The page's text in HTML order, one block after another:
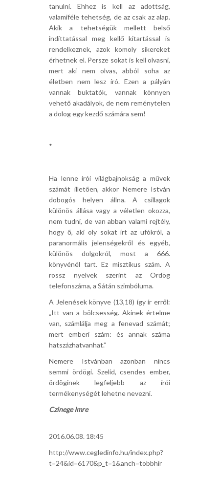
tanulni. Ehhez is kell az adottság,
valamiféle tehetség, de az csak az alap.
Akik a tehetségük mellett belső
indíttatással meg kellő kitartással is
rendelkeznek, azok komoly sikereket
érhetnek el. Persze sokat is kell olvasni,
mert aki nem olvas, abból soha az
életben nem lesz író. Ezen a pályán
vannak buktatók, vannak könnyen
vehető akadályok, de nem reménytelen
a dolog egy kezdő számára sem!
*
Ha lenne írói világbajnokság a művek
számát illetően, akkor Nemere István
dobogós helyen állna. A csillagok
különös állása vagy a véletlen okozza,
nem tudni, de van abban valami rejtély,
hogy ő, aki oly sokat írt az ufókról, a
paranormális jelenségekről és egyéb,
különös dolgokról, most a 666.
könyvénél tart. Ez misztikus szám. A
rossz nyelvek szerint az Ördög
telefonszáma, a Sátán szimbóluma.
A Jelenések könyve (13,18) így ír erről:
„Itt van a bölcsesség. Akinek értelme
van, számlálja meg a fenevad számát;
mert emberi szám: és annak száma
hatszázhatvanhat.”
Nemere Istvánban azonban nincs
semmi ördögi. Szelíd, csendes ember,
ördöginek legfeljebb az írói
termékenységét lehetne nevezni.
Czinege Imre
2016.06.08. 18:45
http://www.cegledinfo.hu/index.php?
t=24&id=6170&p_t=1&anch=tobbhir